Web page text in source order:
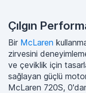
Çılgın
Bir McLaren
zirvesini
ve çeviklik için
sağlayan güçlü
McLaren 720S,